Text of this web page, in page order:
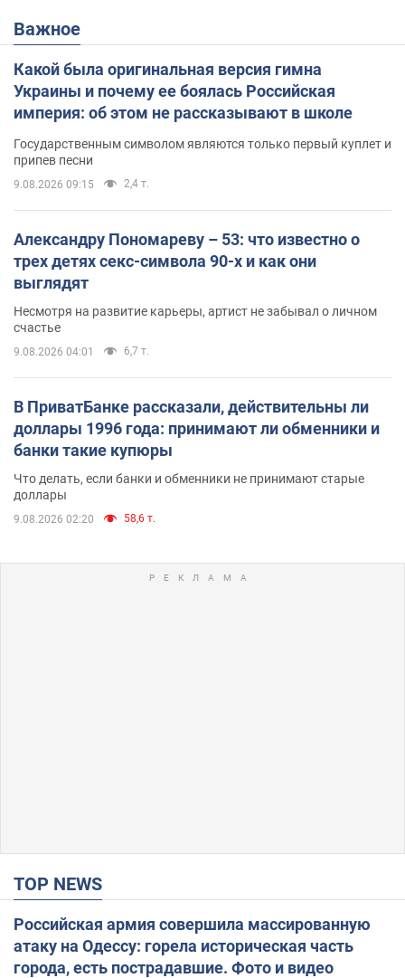
Важное
Какой была оригинальная версия гимна
Украины и почему ее боялась Российская
империя: об этом не рассказывают в школе
Государственным символом являются только первый куплет и
припев песни
9.08.2026 09:15 2,4 т.
Александру Пономареву – 53: что известно о
трех детях секс-символа 90-х и как они
выглядят
Несмотря на развитие карьеры, артист не забывал о личном
счастье
9.08.2026 04:01 6,7 т.
В ПриватБанке рассказали, действительны ли
доллары 1996 года: принимают ли обменники и
банки такие купюры
Что делать, если банки и обменники не принимают старые
доллары
9.08.2026 02:20 58,6 т.
TOP NEWS
Российская армия совершила массированную
атаку на Одессу: горела историческая часть
города, есть пострадавшие. Фото и видео